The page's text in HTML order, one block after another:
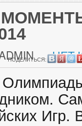
НЕТ
ПОДЕЛИТЬСЯ:
Игр.